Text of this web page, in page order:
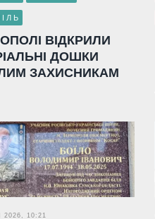
ВІДКРИЛИ
ДОШКИ
ЗАХИСНИКАМ
2026, 10:21